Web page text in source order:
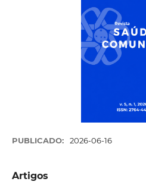
PUBLICADO: 2026-06-16
Artigos